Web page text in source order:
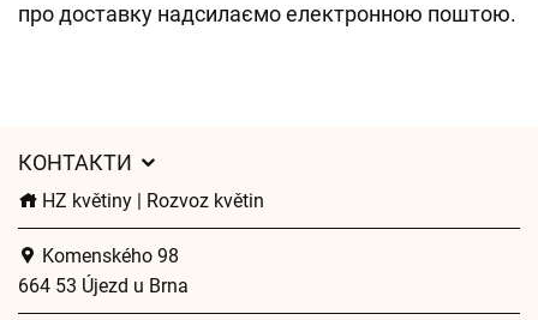
про доставку надсилаємо електронною поштою.
КОНТАКТИ
HZ květiny | Rozvoz květin
Komenského 98
664 53 Újezd u Brna